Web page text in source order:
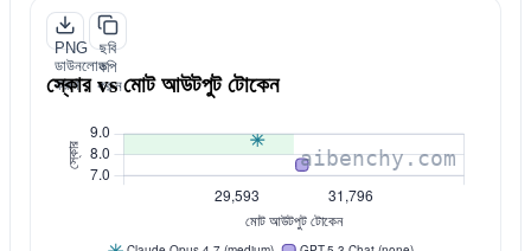
PNG
ডাউনলোড
করুন
ছবি
কপি
করুন
স্কোর vs মোট আউটপুট টোকেন